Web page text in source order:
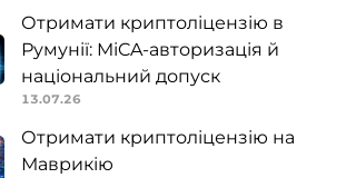
Отримати криптоліцензію в
Румунії: MiCA-авторизація й
національний допуск
13.07.26
Отримати криптоліцензію на
Маврикію